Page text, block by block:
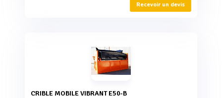
Recevoir un devis
CRIBLE MOBILE VIBRANT E50-B